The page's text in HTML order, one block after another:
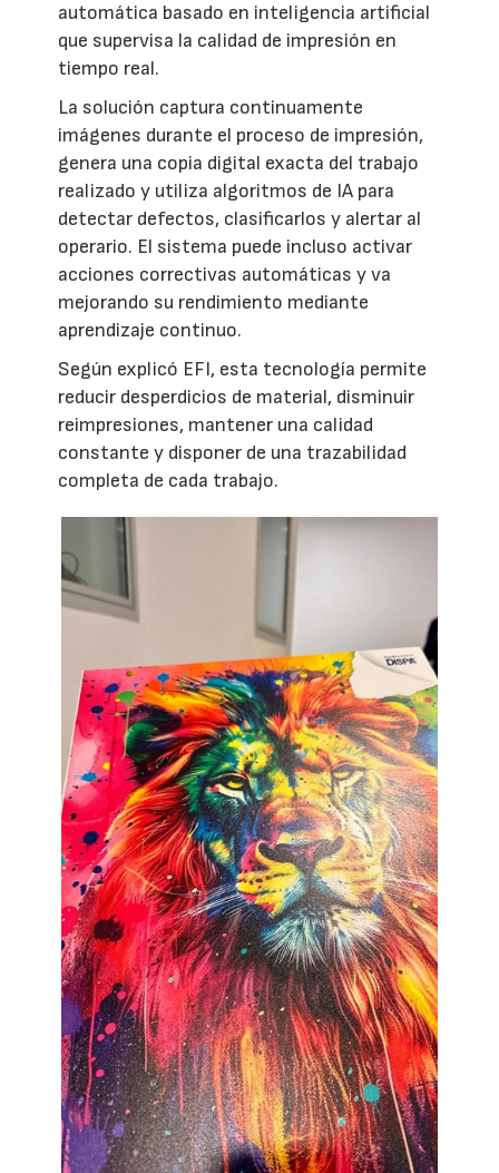
automática basado en inteligencia artificial
que supervisa la calidad de impresión en
tiempo real.
La solución captura continuamente
imágenes durante el proceso de impresión,
genera una copia digital exacta del trabajo
realizado y utiliza algoritmos de IA para
detectar defectos, clasificarlos y alertar al
operario. El sistema puede incluso activar
acciones correctivas automáticas y va
mejorando su rendimiento mediante
aprendizaje continuo.
Según explicó EFI, esta tecnología permite
reducir desperdicios de material, disminuir
reimpresiones, mantener una calidad
constante y disponer de una trazabilidad
completa de cada trabajo.